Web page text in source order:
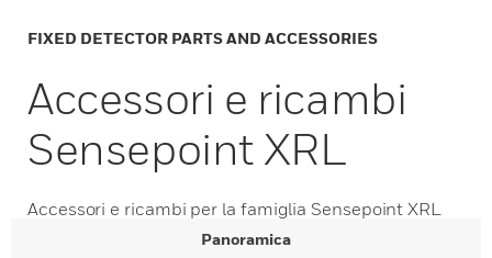
FIXED DETECTOR PARTS AND ACCESSORIES
Accessori e ricambi
Sensepoint XRL
Accessori e ricambi per la famiglia Sensepoint XRL
Panoramica